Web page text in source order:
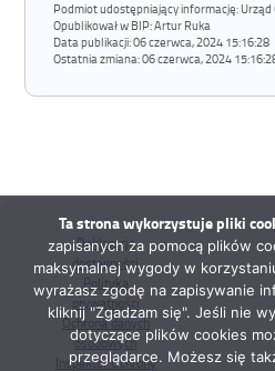
Podmiot udostępniający informację: Urząd
Opublikował w BIP:Artur Ruka
Data publikacji:06 czerwca, 2024 15:16:28
Ostatnia zmiana:06 czerwca, 2024
Deklaracja
dostępności
Polityka
prywatności
Ochrona danych
osobowych
Inspektor Ochrony
Ta strona wykorzystuje pliki
zapisanych za pomocą plików
maksymalnej wygody w
wyrażasz zgodę na zapisywanie
kliknij "Zgadzam się". Jeśli nie
dotyczące plików cookies
przeglądarce. Możesz się